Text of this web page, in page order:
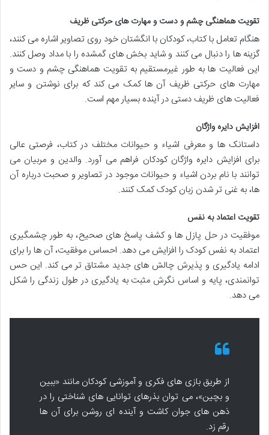
تقویت هماهنگی چشم و دست و مهارت های حرکتی ظریف
هنگام تعامل با کتاب، کودکان با انگشتان خود روی تصاویر اشاره می کنند،
گزینه ها را دنبال می کنند و شاید بخش های گمشده را با مداد وصل کنند.
این فعالیت ها به طور غیرمستقیم به تقویت هماهنگی چشم و دست و
مهارت های حرکتی ظریف آن ها کمک می کند که برای نوشتن و سایر
فعالیت های ظریف دستی در آینده بسیار مهم است.
افزایش دایره واژگان
داستانک ها و معرفی اشیاء و حیوانات مختلف در کتاب، فرصتی عالی
برای افزایش دایره واژگان کودکان فراهم می آورد. والدین و مربیان می
توانند با نام بردن اشیاء و حیوانات موجود در تصاویر و صحبت درباره آن
ها، به غنی تر شدن زبان کودک کمک کنند.
تقویت اعتماد به نفس
موفقیت در حل پازل ها و کشف پاسخ های صحیح، به طور چشمگیری
اعتماد به نفس کودک را افزایش می دهد. احساس موفقیت، آن ها را برای
ادامه یادگیری و پذیرش چالش های جدید مشتاق تر می کند. این حس
توانمندی، پایه و اساس نگرش مثبت به یادگیری در طول زندگی را شکل
می دهد.
از طریق بازی های فکری و آموزشی کودکان مانند «ببین
و بچین»، می توان بذرهای توانایی های شناختی را در
ذهن های جوان کاشت و آینده ای روشن برای آن ها
رقم زد.